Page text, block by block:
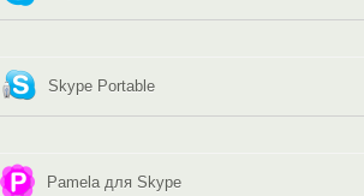
Skype Portable
Pamela для Skype